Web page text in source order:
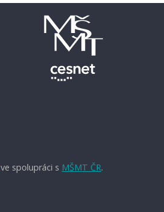
ve spolupráci s MŠMT ČR.